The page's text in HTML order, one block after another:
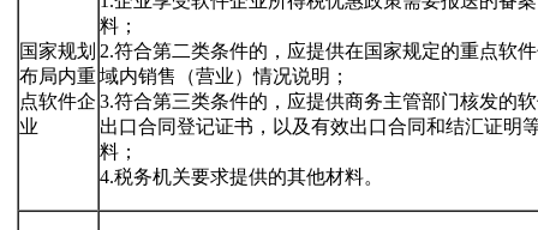
国家规划
布局内重
点软件企
业
料；
2.符合第二类条件的，应提供在国家规定的重点软
域内销售（营业）情况说明；
3.符合第三类条件的，应提供商务主管部门核发的
出口合同登记证书，以及有效出口合同和结汇证明
料；
4.税务机关要求提供的其他材料。